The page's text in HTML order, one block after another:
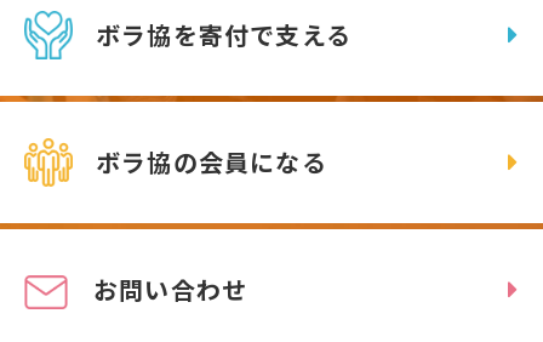
ボラ協を寄付で支える
ボラ協の会員になる
お問い合わせ